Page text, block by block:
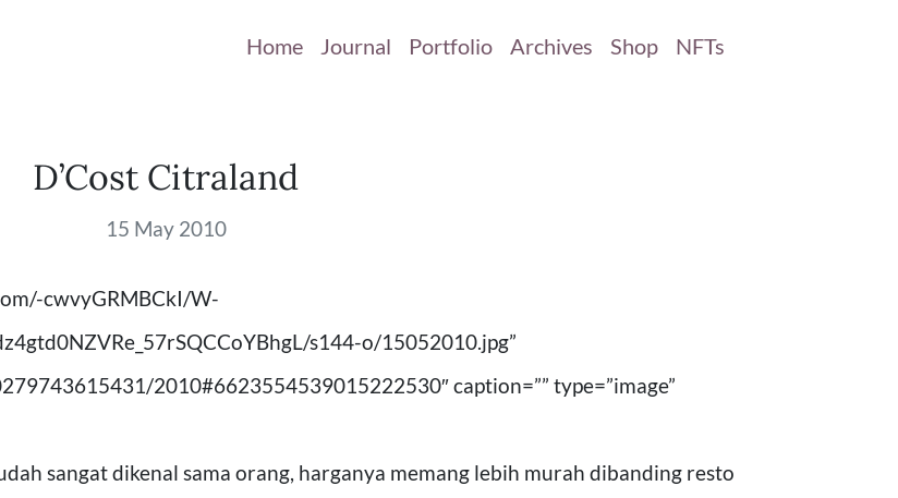
Home Journal Portfolio Archives Shop NFTs
D’Cost Citraland
15 May 2010
cwvyGRMBCkI/W-
s144-o/15052010.jpg”
2010#6623554539015222530″ caption=”” type=”image”
sangat dikenal sama orang, harganya memang lebih murah dibanding resto